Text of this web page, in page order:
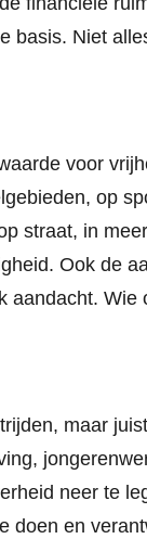
basis. Niet
voor
op
straat, in
Ook de
aandacht. Wie
maar
neer te
doen en